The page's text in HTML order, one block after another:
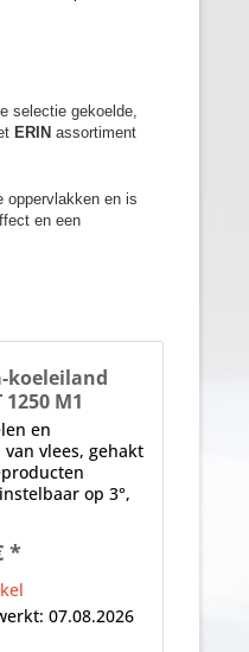
selectie gekoelde,
ERIN assortiment
oppervlakken en is
en een
koeleiland
1250 M1
en
vlees, gehakt
op 3°,
het
display,
*
07.08.2026